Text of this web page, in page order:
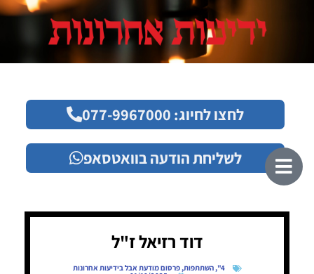
לחצו לחיוג: 077-9967000
לשליחת הודעה בוואטסאפ
דוד רזיאל ז"ל
4"
,השתתפות,פרסום מודעת אבל בידיעות אחרונות